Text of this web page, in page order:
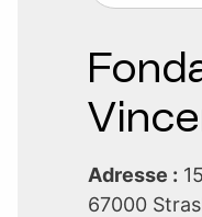
Adresse :
67000